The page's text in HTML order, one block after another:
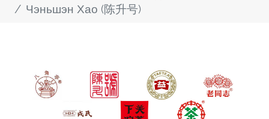
Чэньшэн Хао (陈升号)